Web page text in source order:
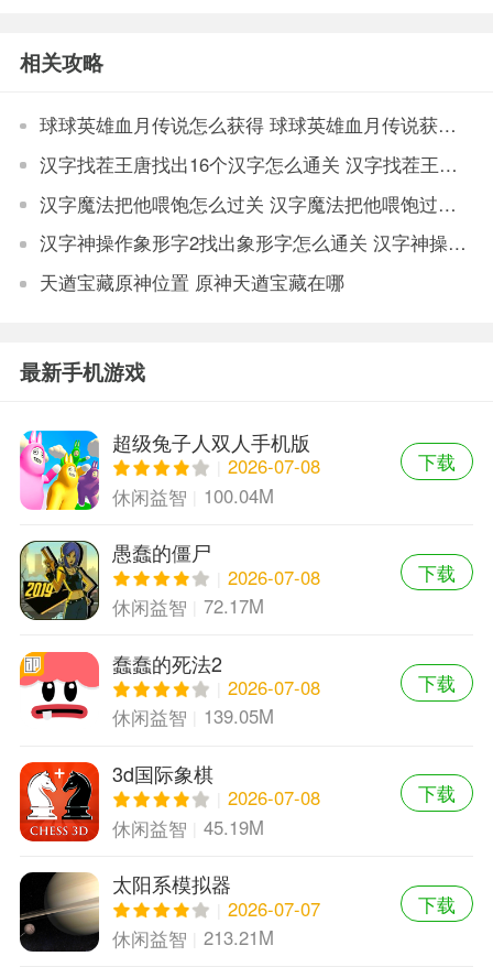
相关攻略
球球英雄血月传说怎么获得 球球英雄血月传说获得途径
汉字找茬王唐找出16个汉字怎么通关 汉字找茬王唐找出16个汉字通关方法
汉字魔法把他喂饱怎么过关 汉字魔法把他喂饱过关方法
汉字神操作象形字2找出象形字怎么通关 汉字神操作象形字2找出象形字通关方法
天遒宝藏原神位置 原神天遒宝藏在哪
最新手机游戏
超级兔子人双人手机版
2026-07-08
休闲益智
100.04M
下载
愚蠢的僵尸
2026-07-08
休闲益智
72.17M
下载
蠢蠢的死法2
2026-07-08
休闲益智
139.05M
下载
3d国际象棋
2026-07-08
休闲益智
45.19M
下载
太阳系模拟器
2026-07-07
休闲益智
213.21M
下载